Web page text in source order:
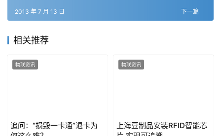
下一篇
2013 年 7 月 13 日
相关推荐
物联资讯
追问：“损毁一卡通”退卡为
物联资讯
上海豆制品安装RFID智能芯